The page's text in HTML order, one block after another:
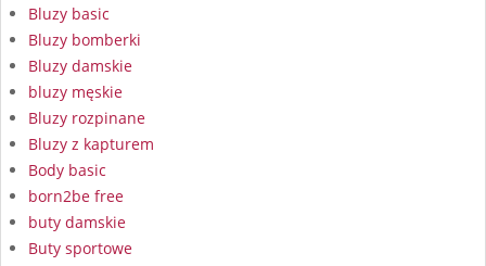
Bluzy basic
Bluzy bomberki
Bluzy damskie
bluzy męskie
Bluzy rozpinane
Bluzy z kapturem
Body basic
born2be free
buty damskie
Buty sportowe